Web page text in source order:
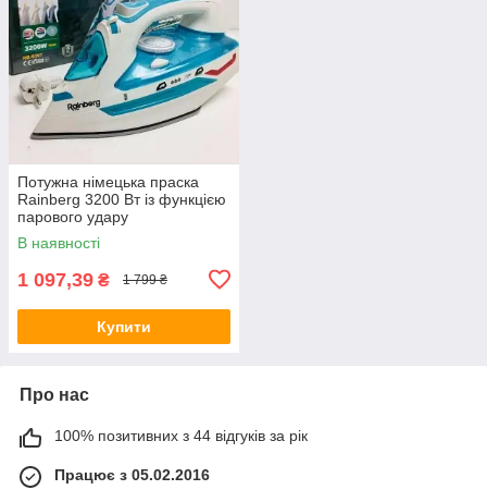
Потужна німецька праска
Rainberg 3200 Вт із функцією
парового удару
В наявності
1 097,39 ₴ 1 799 ₴
Купити
Про нас
100% позитивних з 44 відгуків за рік
Працює з 05.02.2016